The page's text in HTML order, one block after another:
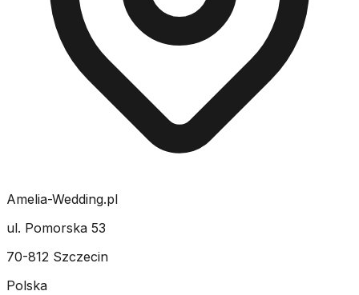
Amelia-Wedding.pl
ul. Pomorska 53
70-812 Szczecin
Polska